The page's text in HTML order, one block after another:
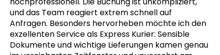
und das Team reagiert extrem schnell auf
Anfragen. Besonders hervorheben möchte ich den
exzellenten Service als Express Kurier: Sensible
Dokumente und wichtige Lieferungen kamen genau